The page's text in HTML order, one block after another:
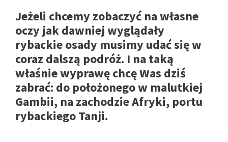
Jeżeli chcemy zobaczyć na własne
oczy jak dawniej wyglądały
rybackie osady musimy udać się w
coraz dalszą podróż. I na taką
właśnie wyprawę chcę Was dziś
zabrać: do położonego w malutkiej
Gambii, na zachodzie Afryki, portu
rybackiego Tanji.